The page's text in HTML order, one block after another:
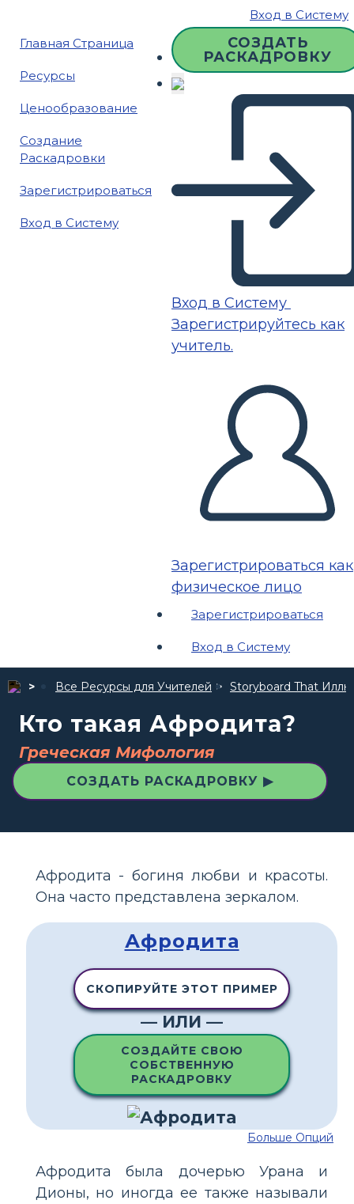
Вход в Систему
Главная Страница
Ресурсы
Ценообразование
Создание
Раскадровки
Зарегистрироваться
Вход в Систему
СОЗДАТЬ
РАСКАДРОВКУ
Вход в Систему
Зарегистрируйтесь как
учитель.
Зарегистрироваться как
физическое лицо
Зарегистрироваться
Вход в Систему
Все Ресурсы для Учителей Storyboard That
Кто такая Афродита?
Греческая Мифология
СОЗДАТЬ РАСКАДРОВКУ ▶
Афродита - богиня любви и красоты.
Она часто представлена ​​зеркалом.
Афродита
СКОПИРУЙТЕ ЭТОТ ПРИМЕР
— ИЛИ —
СОЗДАЙТЕ СВОЮ
СОБСТВЕННУЮ
РАСКАДРОВКУ
Больше Опций
Афродита была дочерью Урана и
Дионы, но иногда ее также называли